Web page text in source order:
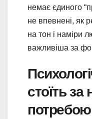
немає єдиного
не впевнені, як
на тон і наміри
важливіша за
стоїть